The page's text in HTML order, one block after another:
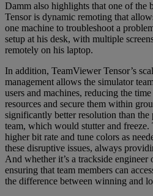
Damm also highlights that one of the
Tensor is dynamic remoting that
one machine to troubleshoot a
setup at his desk, with multiple
remotely on his laptop.
In addition, TeamViewer Tensor’s
management allows the simulator
users and machines, reducing the
resources and secure them within
significantly better resolution than
team, which would stutter and freeze.
higher bit rate and tune colors as
these disruptive issues, always
And whether it’s a trackside
ensuring that team members can
the difference between winning and